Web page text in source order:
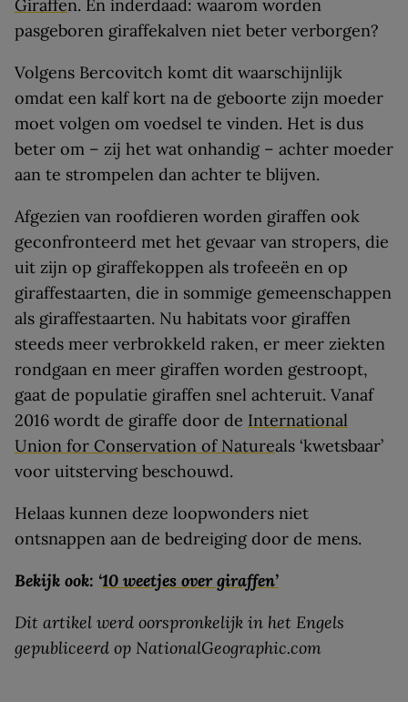
Giraffen. En inderdaad: waarom worden
pasgeboren giraffekalven niet beter verborgen?
Volgens Bercovitch komt dit waarschijnlijk
omdat een kalf kort na de geboorte zijn moeder
moet volgen om voedsel te vinden. Het is dus
beter om – zij het wat onhandig – achter moeder
aan te strompelen dan achter te blijven.
Afgezien van roofdieren worden giraffen ook
geconfronteerd met het gevaar van stropers, die
uit zijn op giraffekoppen als trofeeën en op
giraffestaarten, die in sommige gemeenschappen
als giraffestaarten. Nu habitats voor giraffen
steeds meer verbrokkeld raken, er meer ziekten
rondgaan en meer giraffen worden gestroopt,
gaat de populatie giraffen snel achteruit. Vanaf
2016 wordt de giraffe door de International
Union for Conservation of Natureals ‘kwetsbaar’
voor uitsterving beschouwd.
Helaas kunnen deze loopwonders niet
ontsnappen aan de bedreiging door de mens.
Bekijk ook: ‘10 weetjes over giraffen’
Dit artikel werd oorspronkelijk in het Engels
gepubliceerd op NationalGeographic.com